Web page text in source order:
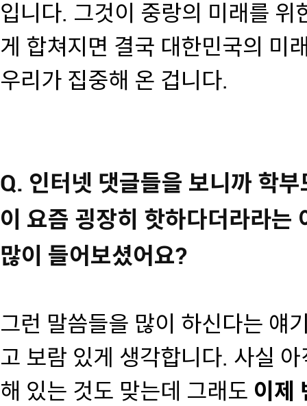
입니다. 그것이 중랑의 미래를 위
게 합쳐지면 결국 대한민국의 미
우리가 집중해 온 겁니다.
Q. 인터넷 댓글들을 보니까 학
이 요즘 굉장히 핫하다더라라는
많이 들어보셨어요?
그런 말씀들을 많이 하신다는 얘
고 보람 있게 생각합니다. 사실
해 있는 것도 맞는데 그래도 이제